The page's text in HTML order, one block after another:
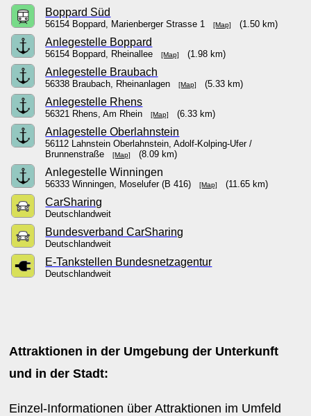
Boppard Süd
56154 Boppard, Marienberger Strasse 1[Map] (1.50 km)
Anlegestelle Boppard
56154 Boppard, Rheinallee[Map] (1.98 km)
Anlegestelle Braubach
56338 Braubach, Rheinanlagen[Map] (5.33 km)
Anlegestelle Rhens
56321 Rhens, Am Rhein[Map] (6.33 km)
Anlagestelle Oberlahnstein
56112 Lahnstein Oberlahnstein, Adolf-Kolping-Ufer /
Brunnenstraße[Map] (8.09 km)
Anlegestelle Winningen
56333 Winningen, Moselufer (B 416)[Map] (11.65 km)
CarSharing
Deutschlandweit
Bundesverband CarSharing
Deutschlandweit
E-Tankstellen Bundesnetzagentur
Deutschlandweit
Attraktionen in der Umgebung der Unterkunft
und in der Stadt:
Einzel-Informationen über Attraktionen im Umfeld